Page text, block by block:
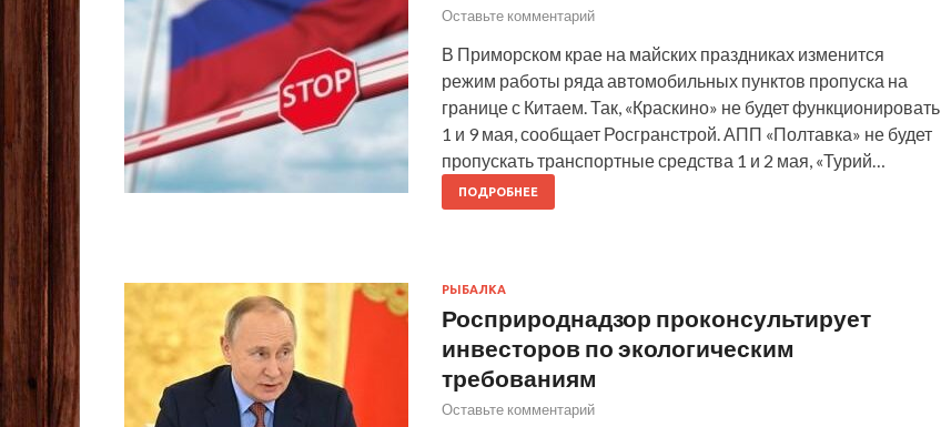
Оставьте комментарий
В Приморском крае на майских праздниках изменится
режим работы ряда автомобильных пунктов пропуска на
границе с Китаем. Так, «Краскино» не будет функционировать
1 и 9 мая, сообщает Росгранстрой. АПП «Полтавка» не будет
пропускать транспортные средства 1 и 2 мая, «Турий…
ПОДРОБНЕЕ
РЫБАЛКА
Росприроднадзор проконсультирует
инвесторов по экологическим
требованиям
Оставьте комментарий